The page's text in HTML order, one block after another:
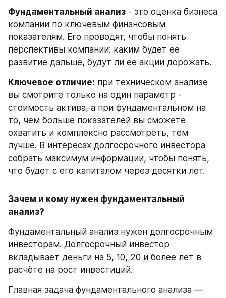
Фундаментальный анализ - это оценка бизнеса
компании по ключевым финансовым
показателям. Его проводят, чтобы понять
перспективы компании: каким будет ее
развитие дальше, будут ли ее акции дорожать.
Ключевое отличие: при техническом анализе
вы смотрите только на один параметр -
стоимость актива, а при фундаментальном на
то, чем больше показателей вы сможете
охватить и комплексно рассмотреть, тем
лучше. В интересах долгосрочного инвестора
собрать максимум информации, чтобы понять,
что будет с его капиталом через десятки лет.
Зачем и кому нужен фундаментальный
анализ?
Фундаментальный анализ нужен долгосрочным
инвесторам. Долгосрочный инвестор
вкладывает деньги на 5, 10, 20 и более лет в
расчёте на рост инвестиций.
Главная задача фундаментального анализа —